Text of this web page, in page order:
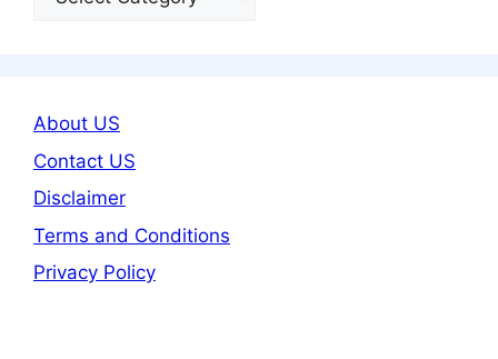
About US
Contact US
Disclaimer
Terms and Conditions
Privacy Policy